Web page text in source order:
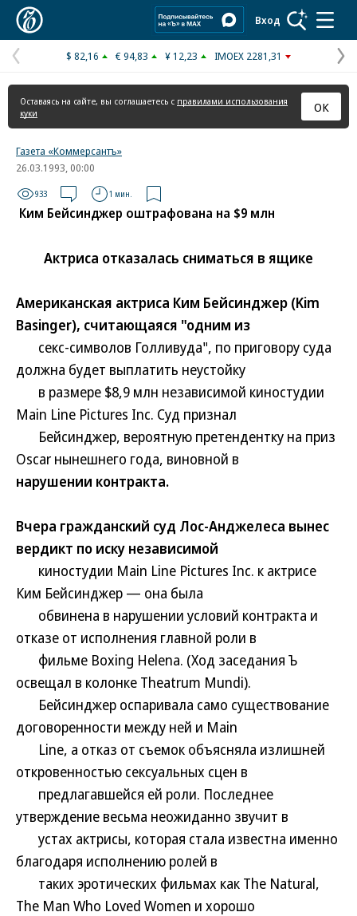
Вход
Предыдущая
страница
$ 82,16 € 94,83 ¥ 12,23 IMOEX 2281,31
Оставаясь на сайте, вы соглашаетесь с правилами использования
куки
ОК
Газета «Коммерсантъ»
26.03.1993, 00:00
933 1 мин.
Ким Бейсинджер оштрафована на $9 млн
Актриса отказалась сниматься в ящике
Американская актриса Ким Бейсинджер (Kim
Basinger), считающаяся "одним из
секс-символов Голливуда", по приговору суда
должна будет выплатить неустойку
в размере $8,9 млн независимой киностудии
Main Line Pictures Inc. Суд признал
Бейсинджер, вероятную претендентку на приз
Oscar нынешнего года, виновной в
нарушении контракта.
Вчера гражданский суд Лос-Анджелеса вынес
вердикт по иску независимой
киностудии Main Line Pictures Inc. к актрисе
Ким Бейсинджер — она была
обвинена в нарушении условий контракта и
отказе от исполнения главной роли в
фильме Boxing Helena. (Ход заседания Ъ
освещал в колонке Theatrum Mundi).
Бейсинджер оспаривала само существование
договоренности между ней и Main
Line, а отказ от съемок объясняла излишней
откровенностью сексуальных сцен в
предлагавшейся ей роли. Последнее
утверждение весьма неожиданно звучит в
устах актрисы, которая стала известна именно
благодаря исполнению ролей в
таких эротических фильмах как The Natural,
The Man Who Loved Women и хорошо